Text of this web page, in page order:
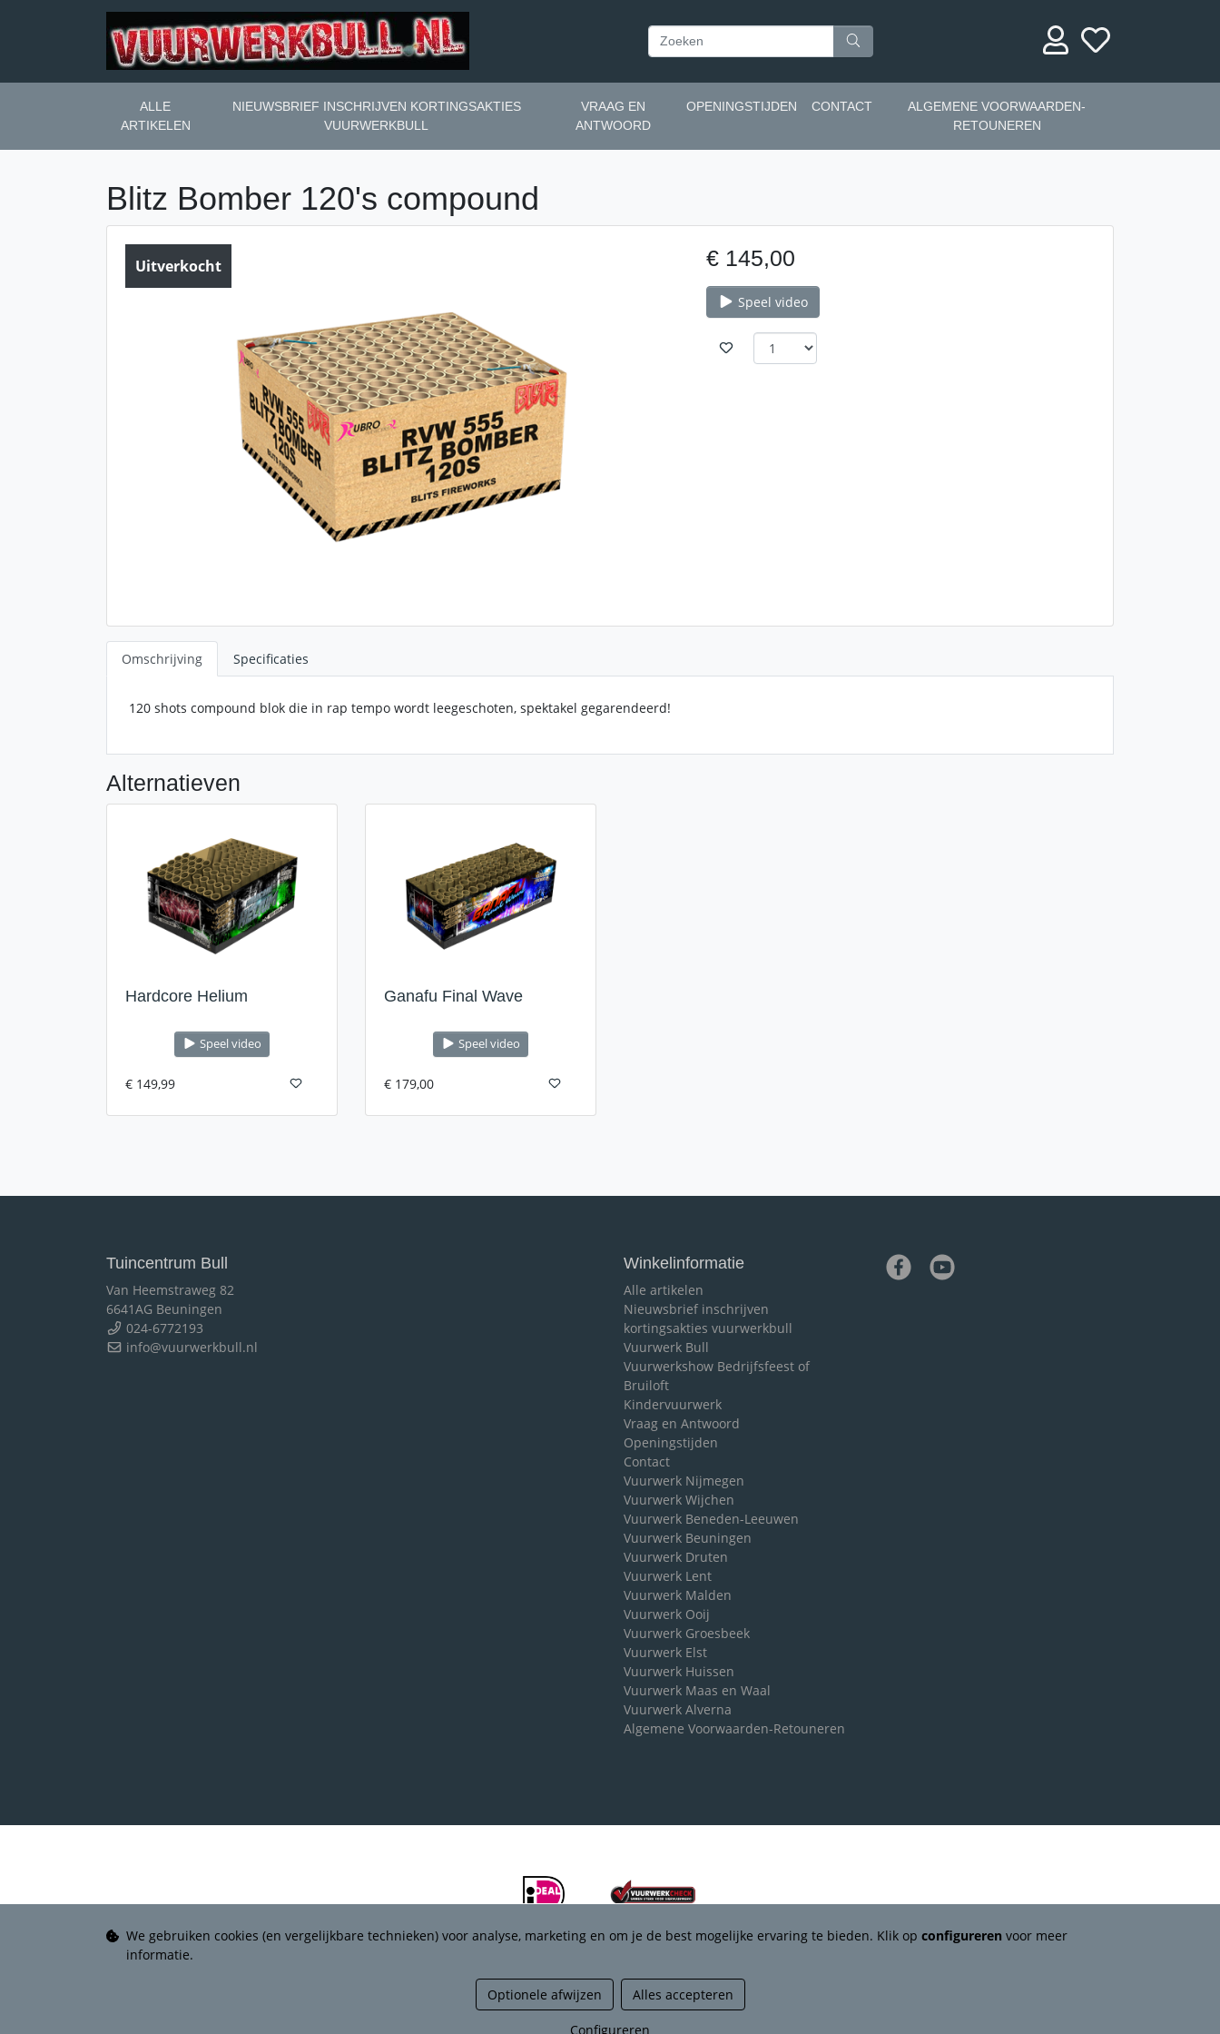
ALLE
ARTIKELEN
NIEUWSBRIEF INSCHRIJVEN KORTINGSAKTIES
VUURWERKBULL
VRAAG EN
ANTWOORD
OPENINGSTIJDEN CONTACT
ALGEMENE VOORWAARDEN-
RETOUNEREN
Blitz Bomber 120's compound
Uitverkocht € 145,00
Speel video
Omschrijving Specificaties
120 shots compound blok die in rap tempo wordt leegeschoten, spektakel gegarendeerd!
Alternatieven
Hardcore Helium
Speel video
€ 149,99
Ganafu Final Wave
Speel video
€ 179,00
We gebruiken cookies (en vergelijkbare technieken) voor analyse, marketing en om je de best mogelijke ervaring te bieden. Klik opconfigureren voor meer
informatie.
Optionele afwijzen Alles accepteren
Configureren
Tuincentrum Bull
Van Heemstraweg 82
6641AG Beuningen
024-6772193
info@vuurwerkbull.nl
Winkelinformatie
Alle artikelen
Nieuwsbrief inschrijven
kortingsakties vuurwerkbull
Vuurwerk Bull
Vuurwerkshow Bedrijfsfeest of
Bruiloft
Kindervuurwerk
Vraag en Antwoord
Openingstijden
Contact
Vuurwerk Nijmegen
Vuurwerk Wijchen
Vuurwerk Beneden-Leeuwen
Vuurwerk Beuningen
Vuurwerk Druten
Vuurwerk Lent
Vuurwerk Malden
Vuurwerk Ooij
Vuurwerk Groesbeek
Vuurwerk Elst
Vuurwerk Huissen
Vuurwerk Maas en Waal
Vuurwerk Alverna
Algemene Voorwaarden-Retouneren
Managed hosting